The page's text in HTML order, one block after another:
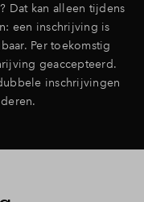
Dat kan alleen tijdens
een inschrijving is
Per toekomstig
geaccepteerd.
inschrijvingen